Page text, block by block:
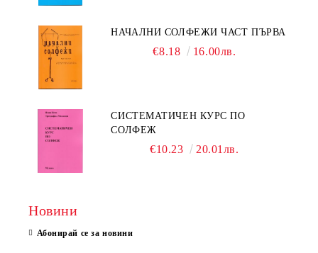
НАЧАЛНИ СОЛФЕЖИ ЧАСТ ПЪРВА
€8.18 16.00лв.
СИСТЕМАТИЧЕН КУРС ПО
СОЛФЕЖ
€10.23 20.01лв.
Новини
Абонирай се за новини